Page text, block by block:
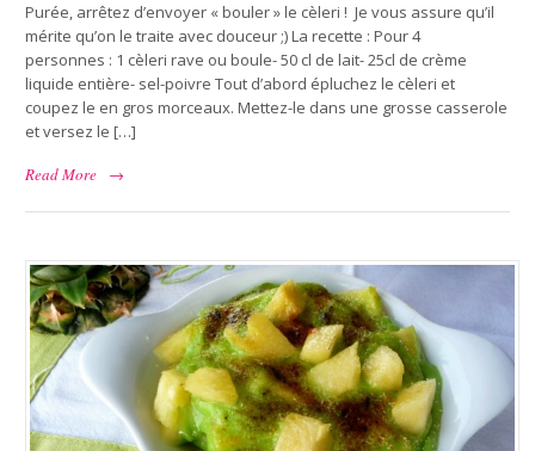
Purée, arrêtez d’envoyer « bouler » le cèleri ! Je vous assure qu’il
mérite qu’on le traite avec douceur ;) La recette : Pour 4
personnes : 1 cèleri rave ou boule- 50 cl de lait- 25cl de crème
liquide entière- sel-poivre Tout d’abord épluchez le cèleri et
coupez le en gros morceaux. Mettez-le dans une grosse casserole
et versez le […]
Read More
→